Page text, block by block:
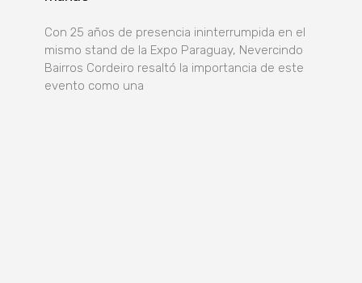
Con 25 años de presencia ininterrumpida en el
mismo stand de la Expo Paraguay, Nevercindo
Bairros Cordeiro resaltó la importancia de este
evento como una